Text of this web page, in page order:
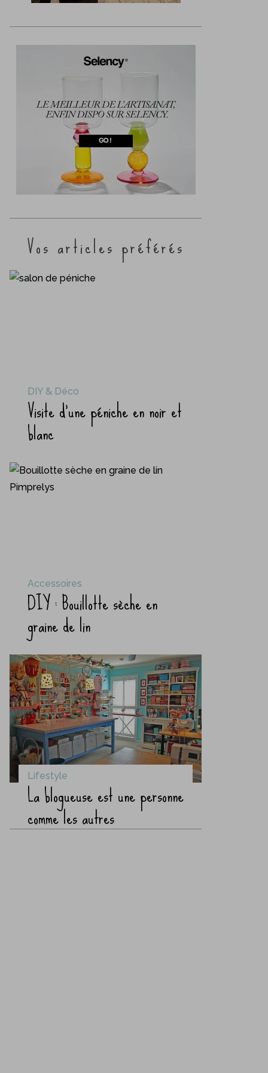
Vos articles préférés
DIY & Déco
Visite d’une péniche en noir et
blanc
Accessoires
DIY : Bouillotte sèche en
graine de lin
Lifestyle
La blogueuse est une personne
comme les autres